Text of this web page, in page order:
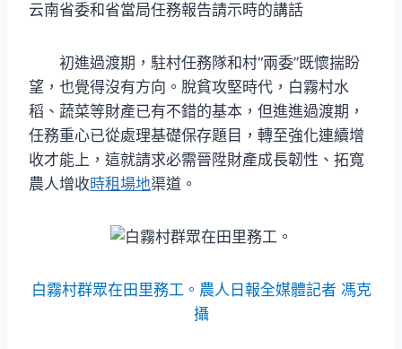
云南省委和省當局任務報告請示時的講話
初進過渡期，駐村任務隊和村“兩委”既懷揣盼
望，也覺得沒有方向。脫貧攻堅時代，白霧村水
稻、蔬菜等財產已有不錯的基本，但進進過渡期，
任務重心已從處理基礎保存題目，轉至強化連續增
收才能上，這就請求必需晉陞財產成長韌性、拓寬
農人增收時租場地渠道。
白霧村群眾在田里務工。農人日報全媒體記者 馮克
攝